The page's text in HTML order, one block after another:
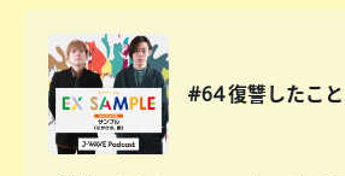
#64 復讐したこ